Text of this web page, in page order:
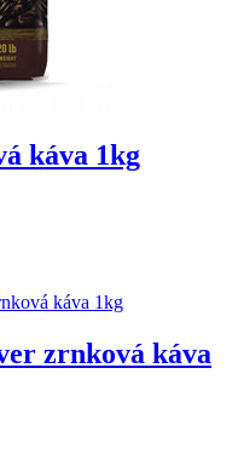
káva 1kg
zrnková káva